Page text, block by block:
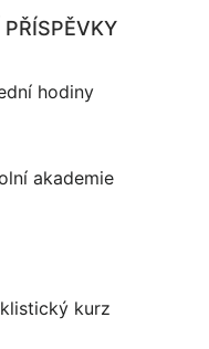
hodiny
akademie
kurz